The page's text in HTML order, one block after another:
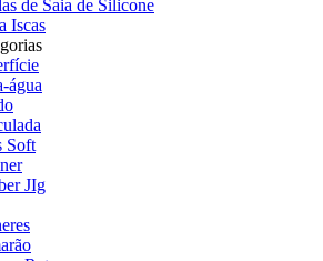
de Saia de Silicone
Iscas
água
Soft
JIg